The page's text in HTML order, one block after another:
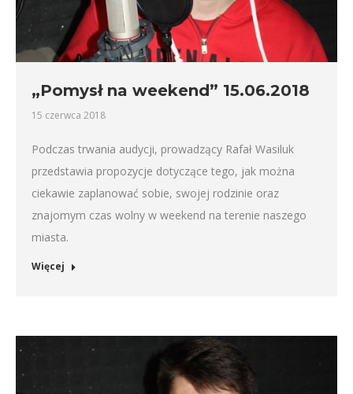
„Pomysł na weekend” 15.06.2018
15 czerwca 2018
Podczas trwania audycji, prowadzący Rafał Wasiluk
przedstawia propozycje dotyczące tego, jak można
ciekawie zaplanować sobie, swojej rodzinie oraz
znajomym czas wolny w weekend na terenie naszego
miasta.
Więcej